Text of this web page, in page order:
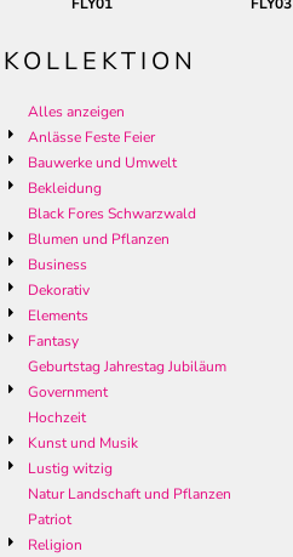
FLY01 FLY03
KOLLEKTION
Alles anzeigen
Anlässe Feste Feier
Bauwerke und Umwelt
Bekleidung
Black Fores Schwarzwald
Blumen und Pflanzen
Business
Dekorativ
Elements
Fantasy
Geburtstag Jahrestag Jubiläum
Government
Hochzeit
Kunst und Musik
Lustig witzig
Natur Landschaft und Pflanzen
Patriot
Religion